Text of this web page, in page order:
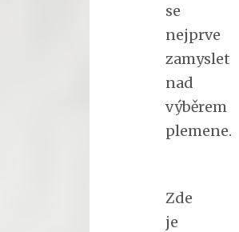
se
nejprve
zamyslet
nad
výběrem
plemene.
Zde
je